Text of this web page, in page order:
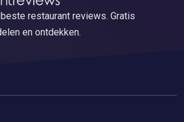
restaurant reviews. Gratis
en ontdekken.